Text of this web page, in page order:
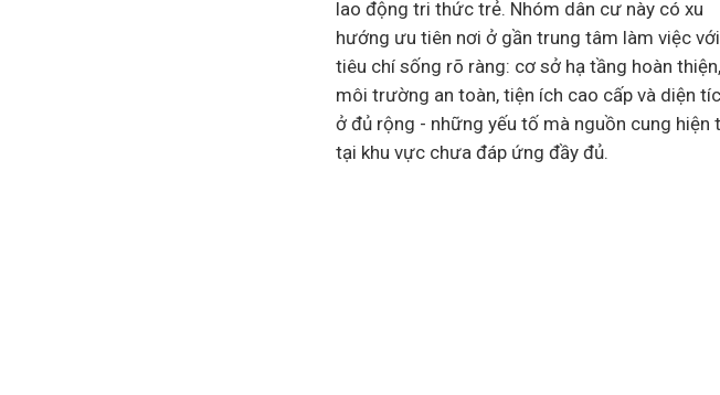
lao động tri thức trẻ. Nhóm dân cư này có xu
hướng ưu tiên nơi ở gần trung tâm làm việc với
tiêu chí sống rõ ràng: cơ sở hạ tầng hoàn thiện,
môi trường an toàn, tiện ích cao cấp và diện
ở đủ rộng - những yếu tố mà nguồn cung hiện
tại khu vực chưa đáp ứng đầy đủ.